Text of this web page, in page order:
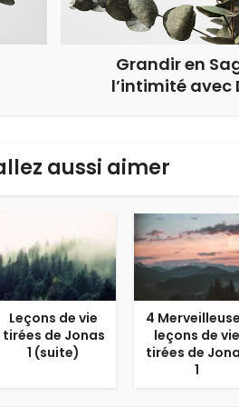
Grandir en
l’intimité avec
aussi aimer
Leçons de vie
tirées de Jonas
1 (suite)
4
leçons de vie
tirées de
1